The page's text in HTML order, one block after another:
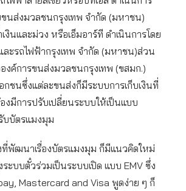
นส่งมวลชนกรุงเทพ จำกัด (มหาชน)
งินและม่วง หรือเอ็มอาร์ที ดำเนินการโดย
ะรถไฟฟ้ากรุงเทพ จำกัด (มหาชน)ส่วน
งค์การขนส่งมวลชนกรุงเทพ (ขสมก.)
กชนซึ่งแต่ละขนส่งก็มีระบบการเก็บเงินที่
งมีการปรับเปลี่ยนระบบให้เป็นแบบ
บบัตรแมงมุม
ที่พัฒนาเรื่องบัตรแมงมุม ก็มีแนวคิดใหม่
ระบบตั๋วร่วมเป็นระบบเปิด แบบ EMV ซึ่ง
Mastercard and Visa พูดง่าย ๆ ก็